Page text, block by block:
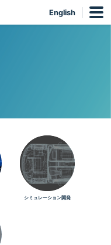
English
シミュレーション開発